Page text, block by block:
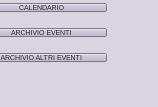
CALENDARIO
ARCHIVIO EVENTI
ARCHIVIO ALTRI EVENTI